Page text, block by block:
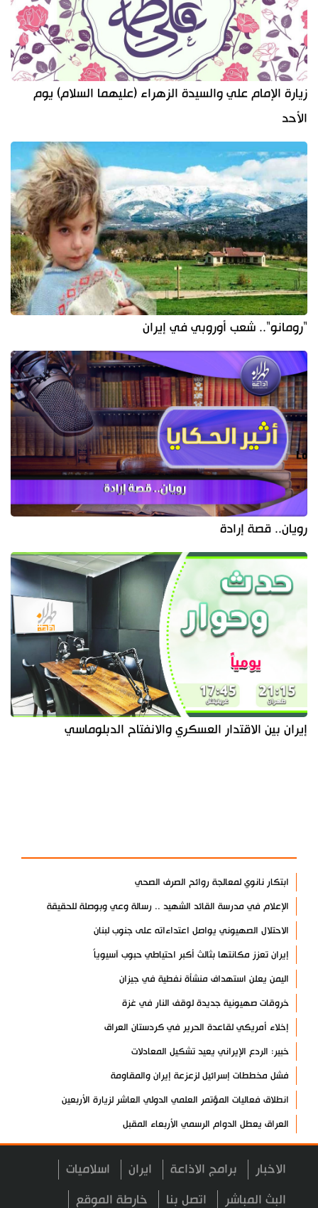
زيارة الإمام علي والسيدة الزهراء (عليهما السلام) يوم
الأحد
"رومانو".. شعب أوروبي في إيران
رويان.. قصة إرادة
إيران بين الاقتدار العسكري والانفتاح الدبلوماسي
ابتكار نانوي لمعالجة روائح الصرف الصحي
الإعلام في مدرسة القائد الشهيد .. رسالة وعي وبوصلة للحقيقة
الاحتلال الصهيوني يواصل اعتداءاته على جنوب لبنان
إيران تعزز مكانتها بثالث أكبر احتياطي حبوب آسيوياً
اليمن يعلن استهداف منشأة نفطية في جيزان
خروقات صهيونية جديدة لوقف النار في غزة
إخلاء أمريكي لقاعدة الحرير في كردستان العراق
خبير: الردع الإيراني يعيد تشكيل المعادلات
فشل مخططات إسرائيل لزعزعة إيران والمقاومة
انطلاق فعاليات المؤتمر العلمي الدولي العاشر لزيارة الأربعين
العراق يعطل الدوام الرسمي الأربعاء المقبل
مسؤول عسكري: نظامنا القائم في مضيق هرمز لا رجعة عنه
سيرة الشهداء المدافعين عن المراقد المقدسة في رحاب الثقافة
الاخبار برامج الاذاعة ايران اسلاميات
البث المباشر اتصل بنا خارطة الموقع